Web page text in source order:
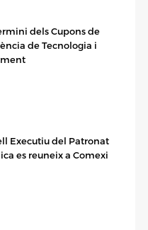
dels Cupons de
de Tecnologia i
Executiu del Patronat
es reuneix a Comexi